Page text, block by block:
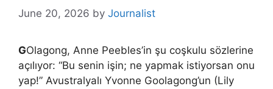
June 20, 2026 by Journalist
GOlagong, Anne Peebles’in şu coşkulu sözlerine
açılıyor: “Bu senin işin; ne yapmak istiyorsan onu
yap!” Avustralyalı Yvonne Goolagong’un (Lily